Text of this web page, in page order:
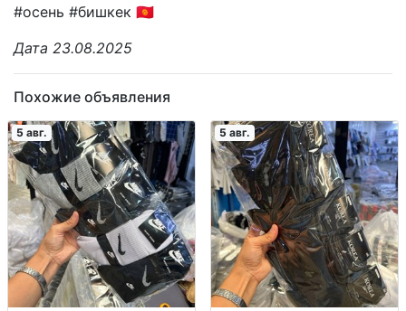
#осень #бишкек 🇰🇬
Дата 23.08.2025
Похожие объявления
5 авг. 5 авг.